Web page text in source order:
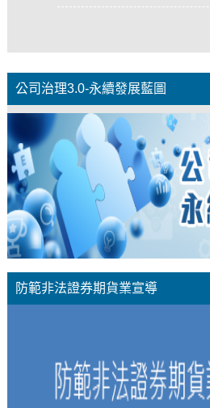
公司治理3.0-永續發展藍圖
防範非法證券期貨業宣導